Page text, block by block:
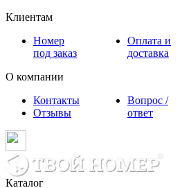
Клиентам
Номер
под заказ
Оплата и
доставка
О компании
Контакты
Отзывы
Вопрос /
ответ
Каталог